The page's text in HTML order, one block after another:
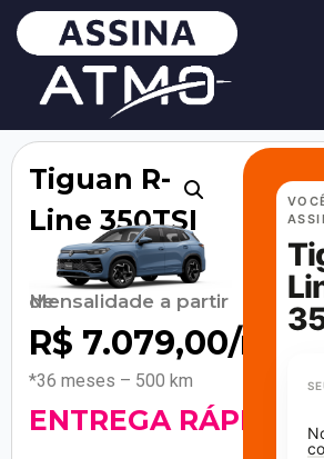
Tiguan R-
Line 350TSI
Mensalidade a partir de
R$ 7.079,00/mês
*36 meses – 500 km
ENTREGA RÁPIDA